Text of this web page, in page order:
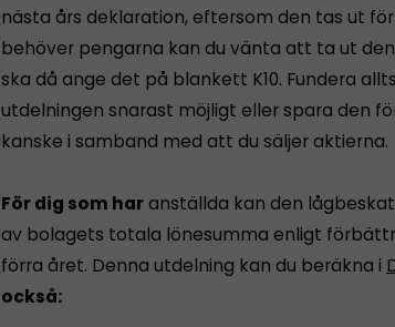
nästa års deklaration, eftersom den tas ut
behöver pengarna kan du vänta att ta ut
ska då ange det på blankett K10. Fundera
utdelningen snarast möjligt eller spara den
kanske i samband med att du säljer aktierna.
För dig som haranställda kan den
av bolagets totala lönesumma enligt
förra året. Denna utdelning kan du beräkna i
också: